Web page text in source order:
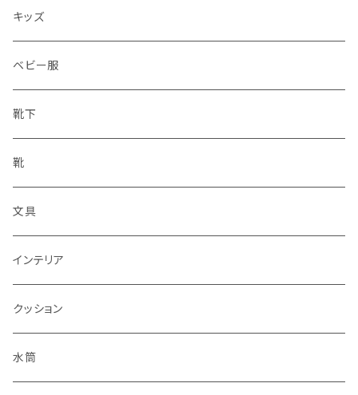
水筒
キッズ
ベビー服
靴下
靴
文具
インテリア
クッション
水筒